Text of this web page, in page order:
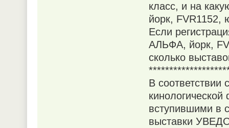
класс, и на
йорк, FVR1152,
Если
АЛЬФА, йорк,
сколько
В соответствии
вступившими в
выставки